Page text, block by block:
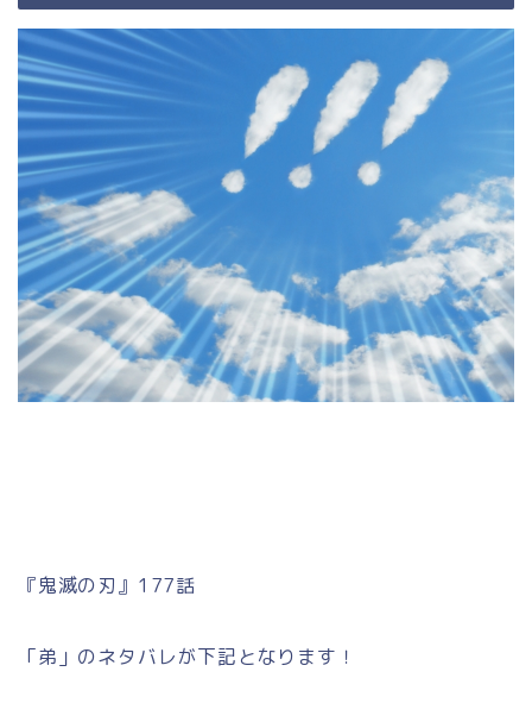
『鬼滅の刃』177話
「弟」のネタバレが下記となります！